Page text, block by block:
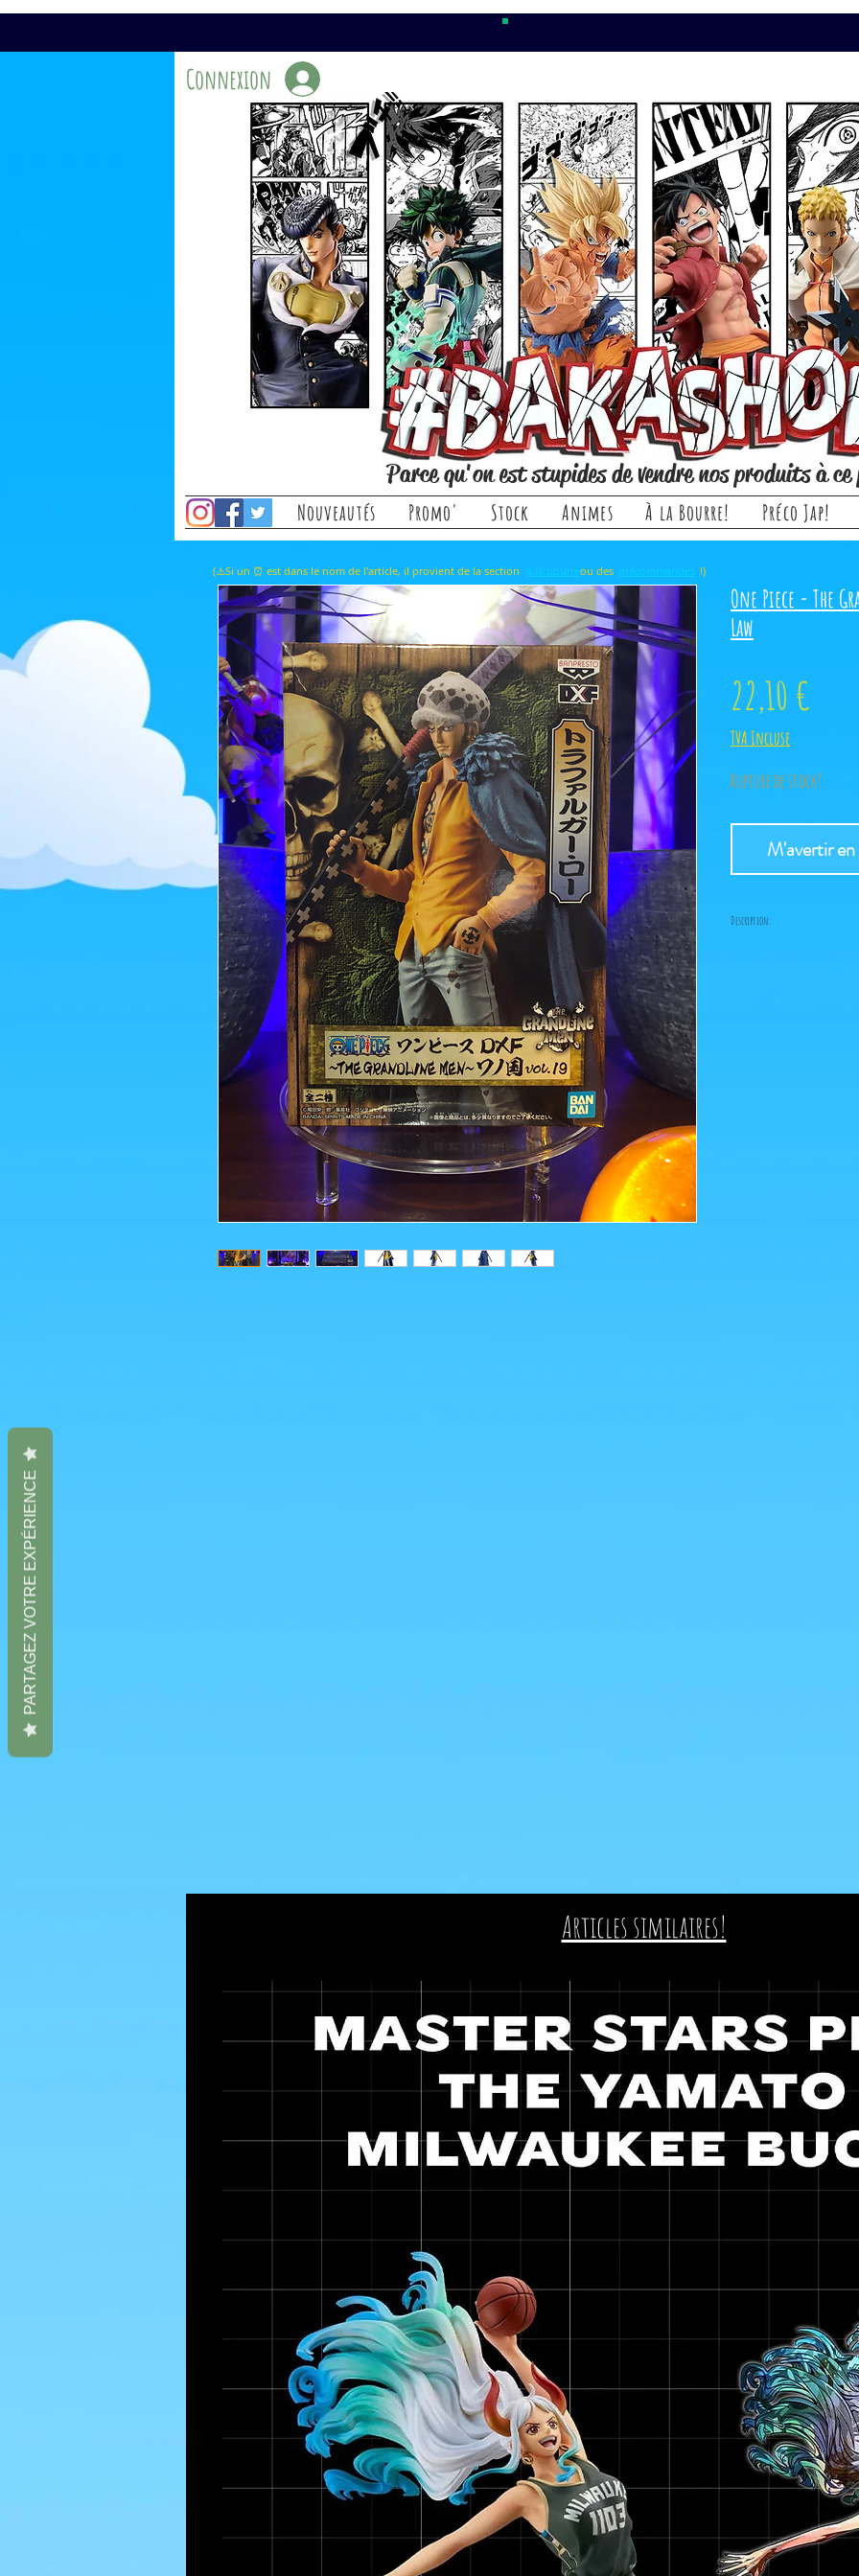
Connexion
Parce qu'on est stupides de vendre nos produits à
Nouveautés Promo' Stock Animes À la Bourre! Préco Jap!
One Piece - The
Law
22,10 €
TVA Incluse
Rupture de stock!
M'avertir
Description:
(⚠️Si un ⏰ est dans le nom de l'article, il provient de la section ou des !)
à la bourre précommandes
Articles similaires!
PARTAGEZ VOTRE EXPÉRIENCE